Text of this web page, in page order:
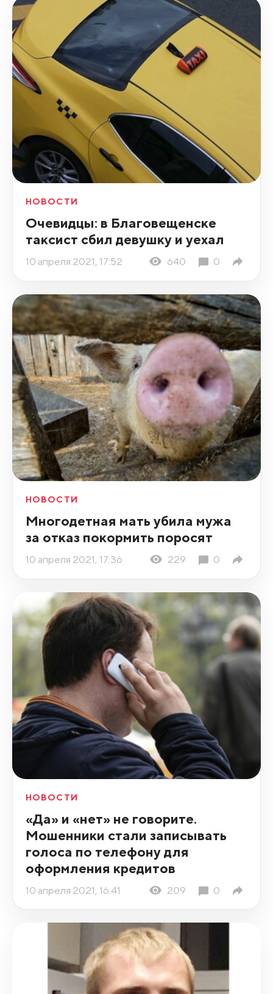
НОВОСТИ
Очевидцы: в Благовещенске
таксист сбил девушку и уехал
10 апреля 2021, 17:52 640 0
НОВОСТИ
Многодетная мать убила мужа
за отказ покормить поросят
10 апреля 2021, 17:36 229 0
НОВОСТИ
«Да» и «нет» не говорите.
Мошенники стали записывать
голоса по телефону для
оформления кредитов
10 апреля 2021, 16:41 209 0